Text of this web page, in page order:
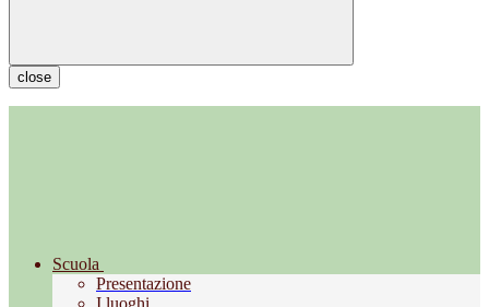
close
Scuola
Presentazione